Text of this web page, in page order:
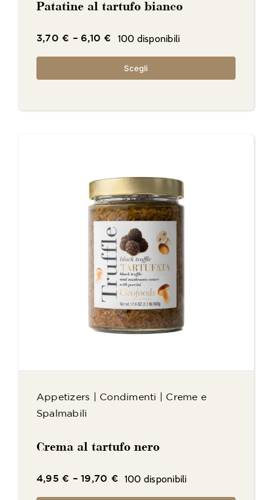
Patatine al tartufo bianco
3,70€ – 6,10€ 100 disponibili
Scegli
Appetizers Condimenti
Creme e
Spalmabili
Crema al tartufo nero
4,95€ –19,70 € 100 disponibili